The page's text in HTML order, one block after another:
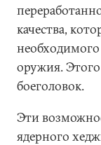
качества,
необходимого
оружия.
боеголовок.
Эти
ядерного